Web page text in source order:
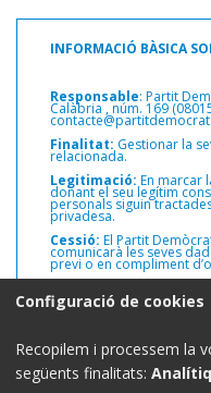
INFORMACIÓ BÀSICA
Responsable: Partit
Calàbria ,núm. 169
Finalitat: Gestionar la
relacionada.
Legitimació: En marcar
donant el seu legítim
personals siguin
privadesa.
Cessió: El Partit
comunicarà les seves
previ o en compliment
seves dades personals,
informació addicional.
detallada sobre
Demòcrata Europeu
Configuració de cookies
Recopilem i processem la
següents finalitats: